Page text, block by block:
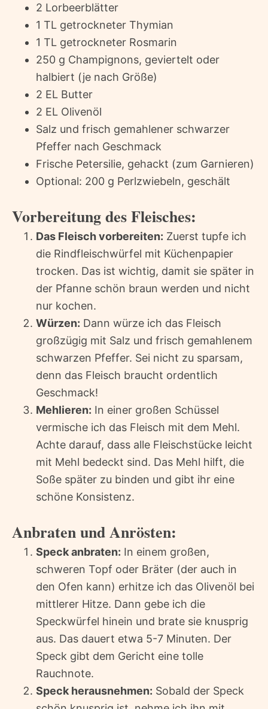
2 Lorbeerblätter
1 TL getrockneter Thymian
1 TL getrockneter Rosmarin
250 g Champignons, geviertelt oder
halbiert (je nach Größe)
2 EL Butter
2 EL Olivenöl
Salz und frisch gemahlener schwarzer
Pfeffer nach Geschmack
Frische Petersilie, gehackt (zum Garnieren)
Optional: 200 g Perlzwiebeln, geschält
Vorbereitung des Fleisches:
Das Fleisch vorbereiten: Zuerst tupfe ich
die Rindfleischwürfel mit Küchenpapier
trocken. Das ist wichtig, damit sie später in
der Pfanne schön braun werden und nicht
nur kochen.
Würzen: Dann würze ich das Fleisch
großzügig mit Salz und frisch gemahlenem
schwarzen Pfeffer. Sei nicht zu sparsam,
denn das Fleisch braucht ordentlich
Geschmack!
Mehlieren: In einer großen Schüssel
vermische ich das Fleisch mit dem Mehl.
Achte darauf, dass alle Fleischstücke leicht
mit Mehl bedeckt sind. Das Mehl hilft, die
Soße später zu binden und gibt ihr eine
schöne Konsistenz.
Anbraten und Anrösten:
Speck anbraten: In einem großen,
schweren Topf oder Bräter (der auch in
den Ofen kann) erhitze ich das Olivenöl bei
mittlerer Hitze. Dann gebe ich die
Speckwürfel hinein und brate sie knusprig
aus. Das dauert etwa 5-7 Minuten. Der
Speck gibt dem Gericht eine tolle
Rauchnote.
Speck herausnehmen: Sobald der Speck